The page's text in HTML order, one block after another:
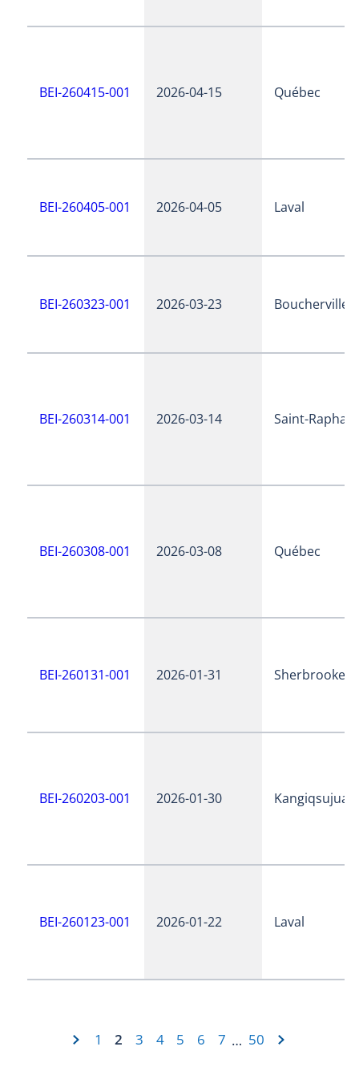
BEI-260415-001 2026-04-15 Québec
BEI-260405-001 2026-04-05 Laval
BEI-260323-001 2026-03-23 Boucherville
BEI-260314-001 2026-03-14 Saint-Raphaël
BEI-260308-001 2026-03-08 Québec
BEI-260131-001 2026-01-31 Sherbrooke
BEI-260203-001 2026-01-30 Kangiqsujuaq
BEI-260123-001 2026-01-22 Laval
1 2 3 4 5 6 7 … 50